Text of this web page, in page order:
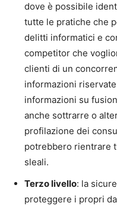
dove è possibile
tutte le pratiche che
delitti informatici e
competitor che
clienti di un
informazioni
informazioni su
anche sottrarre o
profilazione dei
potrebbero rientrare
sleali.
Terzo livello: la
proteggere i propri